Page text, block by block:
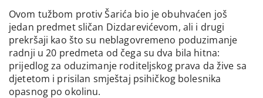
Ovom tužbom protiv Šarića bio je obuhvaćen još
jedan predmet sličan Dizdarevićevom, ali i drugi
prekršaji kao što su neblagovremeno poduzimanje
radnji u 20 predmeta od čega su dva bila hitna:
prijedlog za oduzimanje roditeljskog prava da žive sa
djetetom i prisilan smještaj psihičkog bolesnika
opasnog po okolinu.